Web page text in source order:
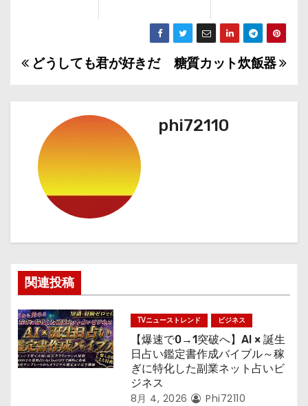
投
稿
ビ
ゲ
シ
ョ
ン
糖質カット炊飯器
どうしても君が好きだ
phi72110
関連投稿
TVニューストレンド ビジネス
【爆速で0→1突破へ】AI × 誕生
日占い鑑定書作成バイブル～稼
ぎに特化した副業ネット占いビ
ジネス
8月 4, 2026 Phi72110